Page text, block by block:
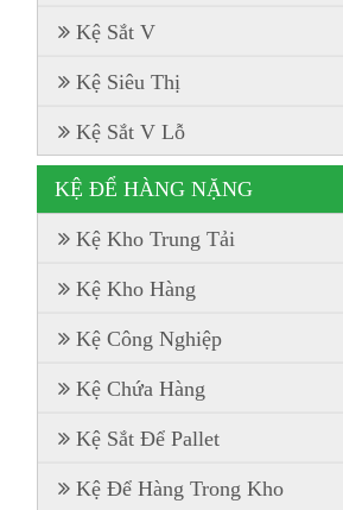
Kệ Sắt V
Kệ Siêu Thị
Kệ Sắt V Lỗ
KỆ ĐỂ HÀNG NẶNG
Kệ Kho Trung Tải
Kệ Kho Hàng
Kệ Công Nghiệp
Kệ Chứa Hàng
Kệ Sắt Để Pallet
Kệ Để Hàng Trong Kho